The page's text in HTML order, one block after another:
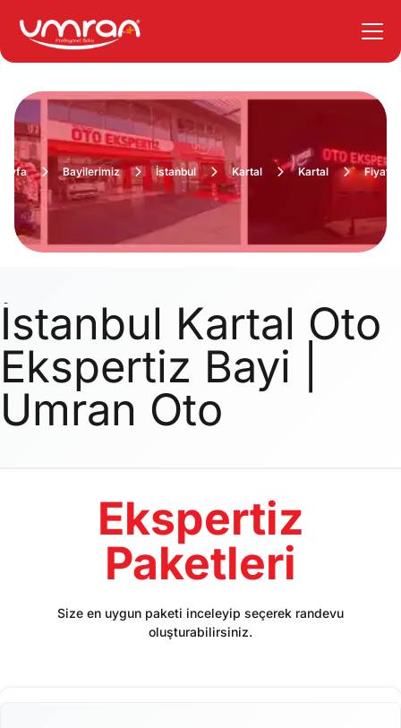
Bayilerimiz İstanbul Kartal Kartal
İstanbul Kartal Oto
Ekspertiz Bayi |
Umran Oto
Ekspertiz
Paketleri
Size en uygun paketi inceleyip seçerek randevu
oluşturabilirsiniz.